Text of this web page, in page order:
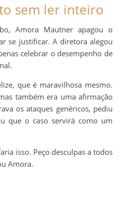
sem ler inteiro
Amora Mautner apagou o
se justificar. A diretora alegou
celebrar o desempenho de
que é maravilhosa mesmo.
também era uma afirmação
os ataques genéricos, pediu
que o caso servirá como um
isso. Peço desculpas a todos
Amora.